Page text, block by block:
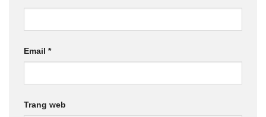
Email *
Trang web